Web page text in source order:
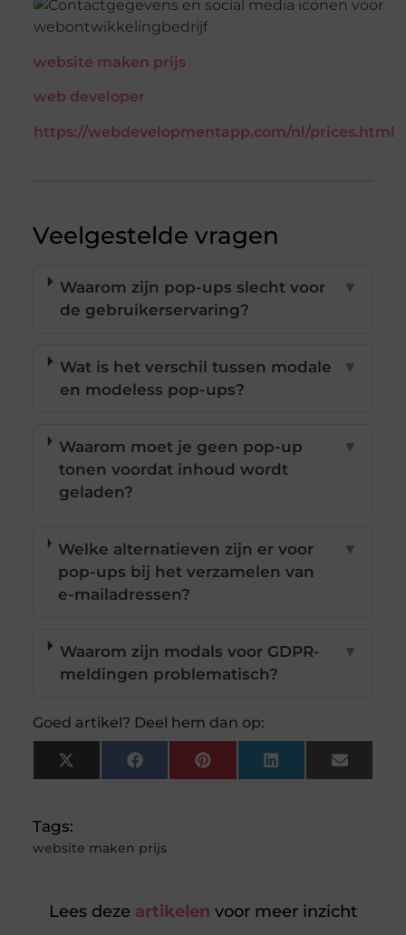
website maken prijs
web developer
https://webdevelopmentapp.com/nl/prices.html
Veelgestelde vragen
Waarom zijn pop-ups slecht voor
de gebruikerservaring?
▼
Wat is het verschil tussen modale
en modeless pop-ups?
▼
Waarom moet je geen pop-up
tonen voordat inhoud wordt
geladen?
▼
Welke alternatieven zijn er voor
pop-ups bij het verzamelen van
e-mailadressen?
▼
Waarom zijn modals voor GDPR-
meldingen problematisch?
▼
Goed artikel? Deel hem dan op:
X
(Twitter)
FacebookPinterestLinkedInEmail
Tags:
website maken prijs
Lees deze artikelen voor meer inzicht